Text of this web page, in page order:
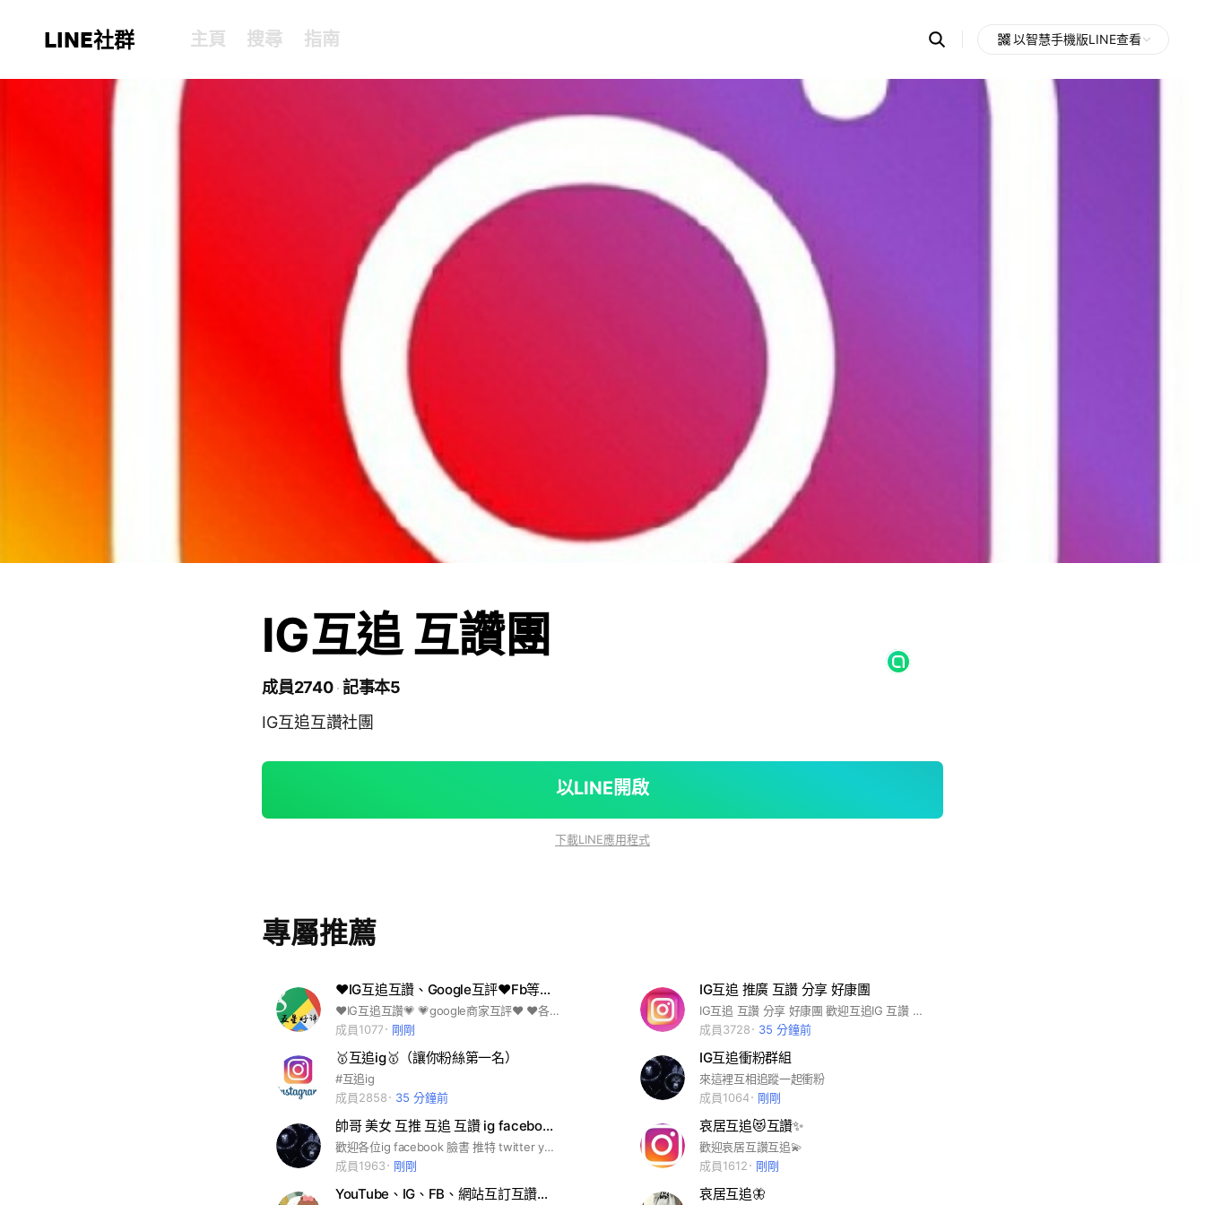
LINE社群 主頁 搜尋 指南 Search
OpenChats
messages
search
以智慧手機版LINE查看
IG互追 互讚團
成員2740 記事本5
IG互追互讚社團
以LINE開啟
下載LINE應用程式
專屬推薦
❤️IG互追互讚、Google互評❤️Fb等各類互投；或社群互惠後➡️即可打廣告
❤️IG互追互讚💗 💗google商家互評❤️ ❤️各類投票人氣互投💗 免費互評 歡迎各類商家互邀&互評👍👍 5顆🌟 #投票🈵 #按讚❇️ #人氣💯 可以互惠互評或交流的🤗 通通進來1+1＞❷🤝
成員1077
剛剛
IG互追 推廣 互讚 分享 好康團
IG互追 互讚 分享 好康團 歡迎互追IG 互讚 拒絕伸手族 有收獲有回報
成員3728
35 分鐘前
🥇互追ig🥇（讓你粉絲第一名）
#互追ig
成員2858
35 分鐘前
IG互追衝粉群組
來這裡互相追蹤一起衝粉
成員1064
剛剛
帥哥 美女 互推 互追 互讚 ig facebook youtube 17 哀居 推特 臉書 油管
歡迎各位ig facebook 臉書 推特 twitter youtube 17 wechet 微博 微信 或各直播主來這互讚 互推 互追 互相宣傳哦！ 嚴禁賣股票 傳銷 東西的廣告文 只可以貼自己的粉絲專頁網址☺ 麻煩各位在自己名字上直接改成ig或臉書帳號 謝謝 #美女#帥哥#ig#face book#youtube#twitter#17#line#wechet#微博#微信#哀居#臉書#油管#推特#金剛#鬥魚#porn#傳說對决#hub#apple#蘋果#可口可樂#可樂#雪碧#氣水#麥當勞#肯德雞#kfc#台灣#美國#日本#廣告#互推#互讚#互追#人數#人氣#名氣#讚助#電競#遊戲#快樂#開心#自由#學校#社會#地球#宇宙#大自然#漫畫#美少女#警察#律師#醫生#校長#騷貨#絲襪#手套#胸罩#乳溝#同性#第三#第一#第二#電腦#電視#媒體#筆電#電風#電燈#冷氣#超商#靠北#靠南#互助#聯盟#幫會#幫派#失戀#戀愛#日本#中國#大陸#上海#北京#南京#東京#气車#機車#飛機#改裝#宅宅#潮潮#小姐姐#小哥哥#好哦#白癡#笨蛋#文學#國考#銀行#考試#英文#日文#韓文#廣東#香港#手機#哀鳳#手遊#遊戲#日記#白嫖#破解#正版#av#盜版#法律#醫院
成員1963
剛剛
哀居互追😻互讚✨
歡迎哀居互讚互追💫
成員1612
剛剛
YouTube、IG、FB、網站互訂互讚團！ 哀居互追🦋